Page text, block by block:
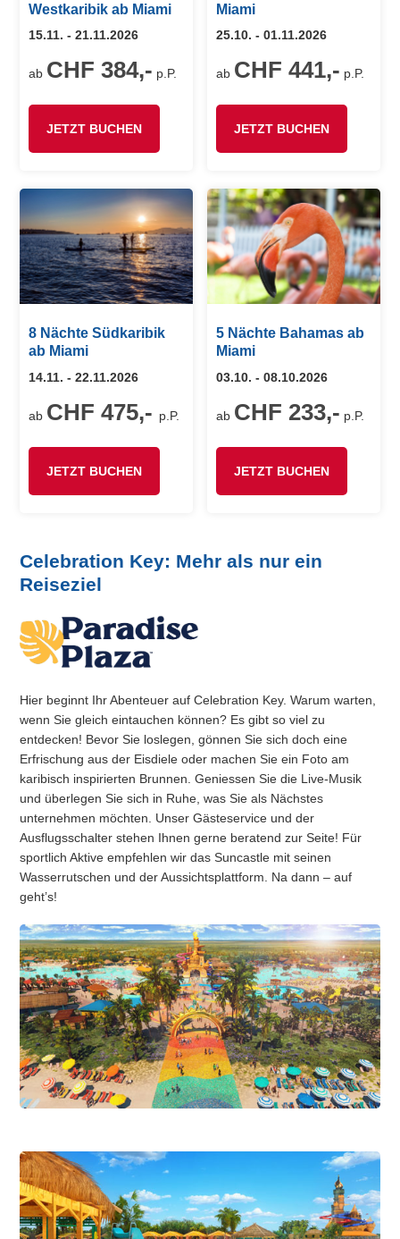
Westkaribik ab Miami
15.11. - 21.11.2026
ab CHF 384,- p.P.
JETZT BUCHEN
Miami
25.10. - 01.11.2026
ab CHF 441,- p.P.
JETZT BUCHEN
8 Nächte Südkaribik
ab Miami
14.11. - 22.11.2026
ab CHF 475,- p.P.
JETZT BUCHEN
5 Nächte Bahamas ab
Miami
03.10. - 08.10.2026
ab CHF 233,- p.P.
JETZT BUCHEN
Celebration Key: Mehr als nur ein
Reiseziel
Hier beginnt Ihr Abenteuer auf Celebration Key. Warum warten,
wenn Sie gleich eintauchen können? Es gibt so viel zu
entdecken! Bevor Sie loslegen, gönnen Sie sich doch eine
Erfrischung aus der Eisdiele oder machen Sie ein Foto am
karibisch inspirierten Brunnen. Geniessen Sie die Live-Musik
und überlegen Sie sich in Ruhe, was Sie als Nächstes
unternehmen möchten. Unser Gästeservice und der
Ausflugsschalter stehen Ihnen gerne beratend zur Seite! Für
sportlich Aktive empfehlen wir das Suncastle mit seinen
Wasserrutschen und der Aussichtsplattform. Na dann – auf
geht’s!